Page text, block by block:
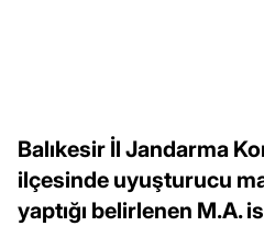
Balıkesir İl Jandarma
ilçesinde uyuşturucu
yaptığı belirlenen M.A.